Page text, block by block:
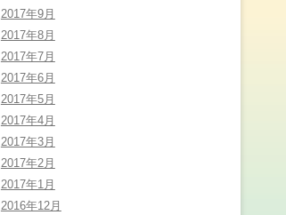
2017年9月
2017年8月
2017年7月
2017年6月
2017年5月
2017年4月
2017年3月
2017年2月
2017年1月
2016年12月